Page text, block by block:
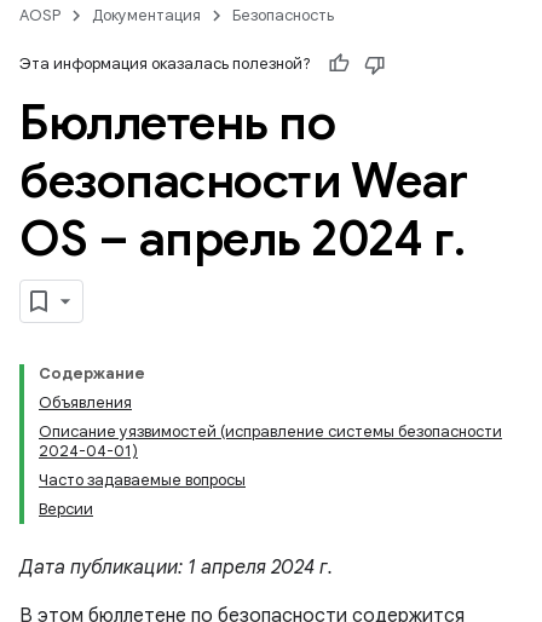
AOSP Документация Безопасность
Эта информация оказалась полезной?
Бюллетень по
безопасности Wear
OS – апрель 2024 г.
Содержание
Объявления
Описание уязвимостей (исправление системы безопасности
2024-04-01)
Часто задаваемые вопросы
Версии
Дата публикации: 1 апреля 2024 г.
В этом бюллетене по безопасности содержится